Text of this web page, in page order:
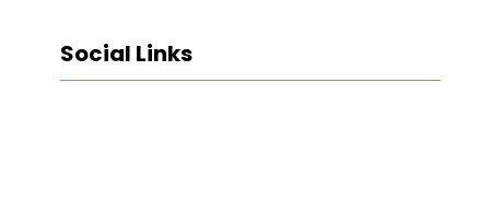
Social Links